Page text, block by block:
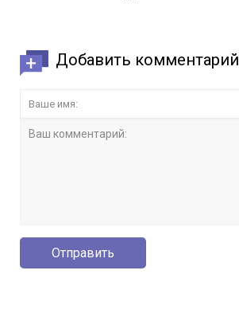
Добавить комментарий